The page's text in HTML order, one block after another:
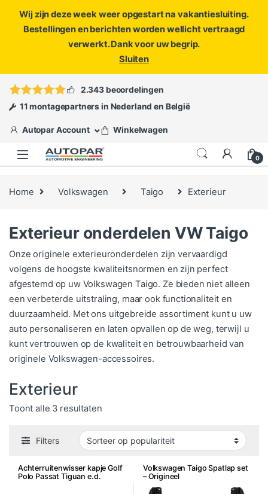
Wij zijn deze week weer opgestart na vakantiesluiting.
Bestellingen en berichten worden wellicht vertraagd
verwerkt. Dank voor uw begrip.
Sluiten
ofopen een ticket
2.343 beoordelingen
11 montagepartners in Nederland en België
Autopar Account Winkelwagen
0
Home Volkswagen Taigo Exterieur
Exterieur onderdelen VW Taigo
Onze originele exterieuronderdelen zijn vervaardigd
volgens de hoogste kwaliteitsnormen en zijn perfect
afgestemd op uw Volkswagen Taigo. Ze bieden niet alleen
een verbeterde uitstraling, maar ook functionaliteit en
duurzaamheid. Met ons uitgebreide assortiment kunt u uw
auto personaliseren en laten opvallen op de weg, terwijl u
kunt vertrouwen op de kwaliteit en betrouwbaarheid van
originele Volkswagen-accessoires.
Exterieur
Toont alle 3 resultatenGesorteerd op populariteit
Filters
Achterruitenwisser kapje Golf
Polo Passat Tiguan e.d.
Volkswagen Taigo Spatlap set
– Origineel